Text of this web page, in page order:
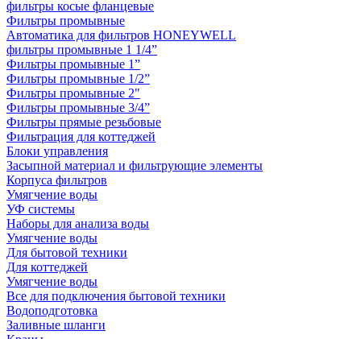
фильтры косые фланцевые
Фильтры промывные
Автоматика для фильтров HONEYWELL
фильтры промывные 1 1/4”
Фильтры промывные 1”
Фильтры промывные 1/2”
Фильтры промывные 2"
Фильтры промывные 3/4”
Фильтры прямые резьбовые
Фильтрация для коттеджей
Блоки управления
Засыпной материал и фильтрующие элементы
Корпуса фильтров
Умягчение воды
УФ системы
Наборы для анализа воды
Умягчение воды
Для бытовой техники
Для коттеджей
Умягчение воды
Все для подключения бытовой техники
Водоподготовка
Заливные шланги